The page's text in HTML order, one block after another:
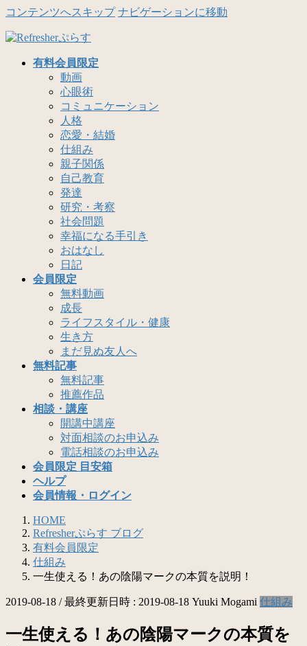
コンテンツへスキップ ナビゲーションに移動
有料会員限定
動画
心眼術
コミュニケーション
人格
恋愛・結婚
仕組み
親子関係
自己教育
発達
研究・考察
社会問題
幸福になる手引き
おはなし
日記
会員限定
無料動画
成長
ライフスタイル・健康
生き方
まだ見ぬ友人へ
無料記事
無料記事
推薦作品
相談・講座
開講中講座
対面相談のお申込み
電話相談のお申込み
会員限定 目安箱
ヘルプ
会員情報・ログイン
HOME
Refresherぷらす ブログ
有料会員限定
仕組み
一生使える！あの陰陽マークの本質を説明！
2019-08-18 / 最終更新日時 : 2019-08-18 Yuuki Mogami 仕組み
一生使える！あの陰陽マークの本質を